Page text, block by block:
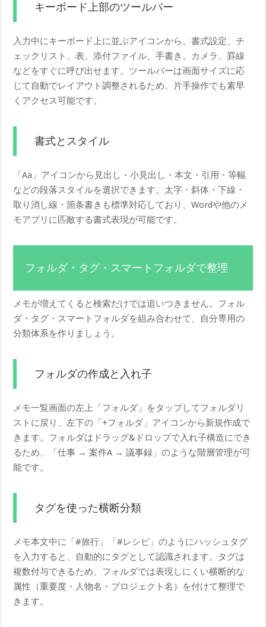
キーボード上部のツールバー
入力中にキーボード上に並ぶアイコンから、書式設定、チ
ェックリスト、表、添付ファイル、手書き、カメラ、罫線
などをすぐに呼び出せます。ツールバーは画面サイズに応
じて自動でレイアウト調整されるため、片手操作でも素早
くアクセス可能です。
書式とスタイル
「Aa」アイコンから見出し・小見出し・本文・引用・等幅
などの段落スタイルを選択できます。太字・斜体・下線・
取り消し線・箇条書きも標準対応しており、Wordや他のメ
モアプリに匹敵する書式表現が可能です。
フォルダ・タグ・スマートフォルダで整理
メモが増えてくると検索だけでは追いつきません。フォル
ダ・タグ・スマートフォルダを組み合わせて、自分専用の
分類体系を作りましょう。
フォルダの作成と入れ子
メモ一覧画面の左上「フォルダ」をタップしてフォルダリ
ストに戻り、左下の「+フォルダ」アイコンから新規作成で
きます。フォルダはドラッグ&ドロップで入れ子構造にでき
るため、「仕事 → 案件A → 議事録」のような階層管理が可
能です。
タグを使った横断分類
メモ本文中に「#旅行」「#レシピ」のようにハッシュタグ
を入力すると、自動的にタグとして認識されます。タグは
複数付与できるため、フォルダでは表現しにくい横断的な
属性（重要度・人物名・プロジェクト名）を付けて整理で
きます。